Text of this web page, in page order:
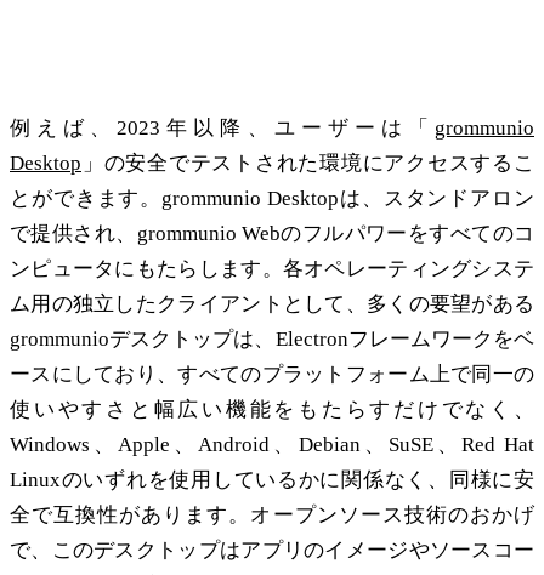
例えば、2023年以降、ユーザーは「 grommunio
Desktop 」の安全でテストされた環境にアクセスするこ
とができます。grommunio Desktopは、スタンドアロン
で提供され、grommunio Webのフルパワーをすべてのコ
ンピュータにもたらします。各オペレーティングシステ
ム用の独立したクライアントとして、多くの要望がある
grommunioデスクトップは、Electronフレームワークをベ
ースにしており、すべてのプラットフォーム上で同一の
使いやすさと幅広い機能をもたらすだけでなく、
Windows、Apple、Android、Debian、SuSE、Red Hat
Linuxのいずれを使用しているかに関係なく、同様に安
全で互換性があります。オープンソース技術のおかげ
で、このデスクトップはアプリのイメージやソースコー